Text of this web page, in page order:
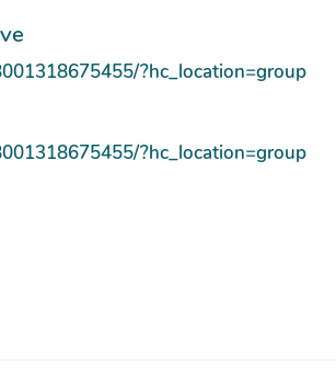
?hc_location=group
?hc_location=group